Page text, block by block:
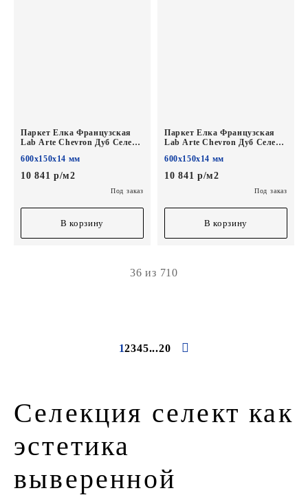
Паркет Елка Французская
Lab Arte Chevron Дуб Селект
600/450х150х14/3/45°
600х150х14 мм
10 841 р/м2
Под заказ
В корзину
Паркет Елка Французская
Lab Arte Chevron Дуб Селект
600/450х150х14/3/45°
600х150х14 мм
10 841 р/м2
Под заказ
В корзину
36 из 710
12345...20
Селекция селект как
эстетика
выверенной